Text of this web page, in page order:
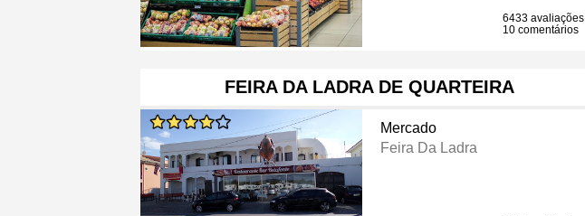
6433 avaliações
10 comentários
FEIRA DA LADRA DE QUARTEIRA
Mercado
Feira Da Ladra